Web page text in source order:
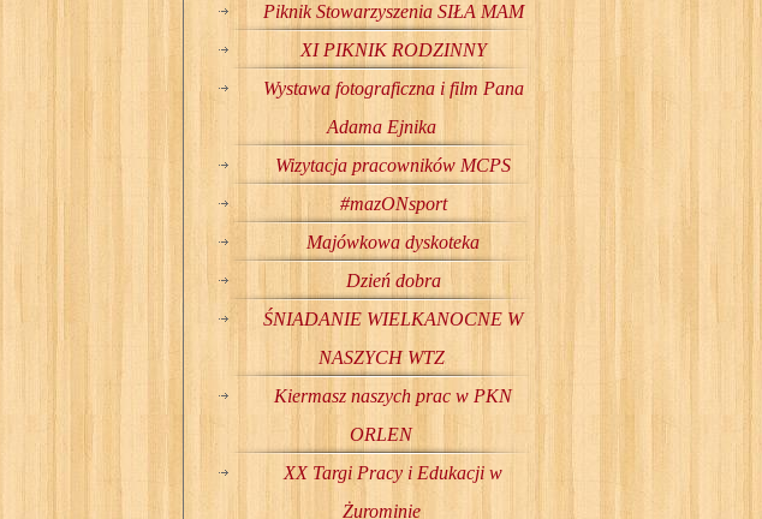
Piknik Stowarzyszenia SIŁA MAM
XI PIKNIK RODZINNY
Wystawa fotograficzna i film Pana
Adama Ejnika
Wizytacja pracowników MCPS
#mazONsport
Majówkowa dyskoteka
Dzień dobra
ŚNIADANIE WIELKANOCNE W
NASZYCH WTZ
Kiermasz naszych prac w PKN
ORLEN
XX Targi Pracy i Edukacji w
Żurominie